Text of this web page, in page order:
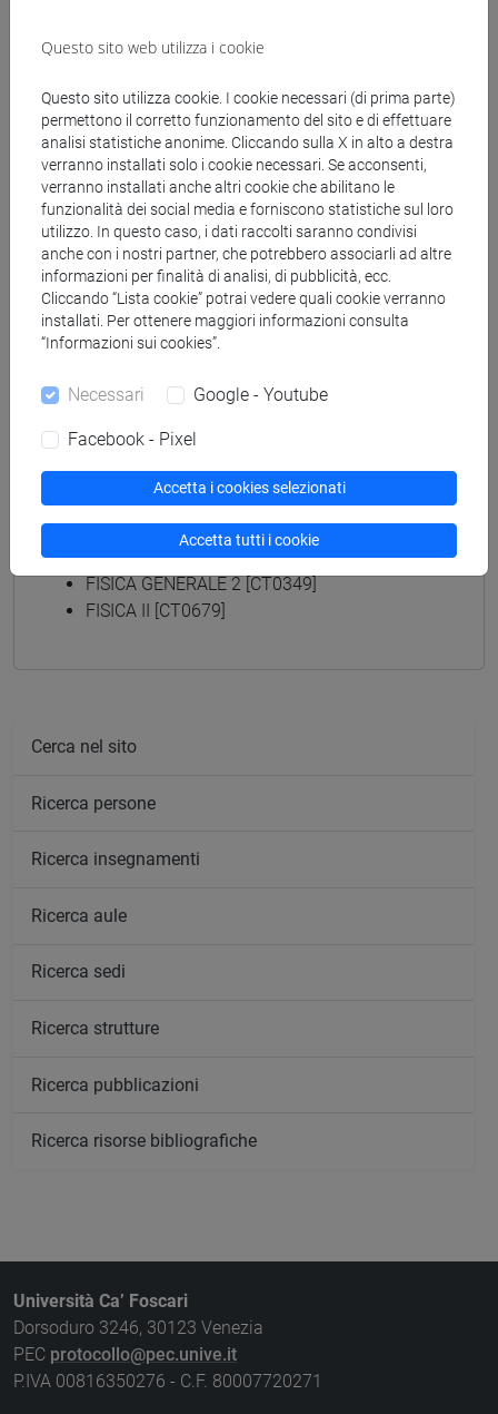
Materiali didattici
Materiali su Moodle
Corsi di studio e percorsi
[CT7] CHIMICA E TECNOLOGIE SOSTENIBILI -
Laurea
percorso comune
Laurea
Insegnamenti mutuati
FISICA GENERALE 2 [CT0349]
FISICA II [CT0679]
Cerca nel sito
Ricerca persone
Ricerca insegnamenti
Ricerca aule
Ricerca sedi
Ricerca strutture
Ricerca pubblicazioni
Ricerca risorse bibliografiche
Università Ca’ Foscari
Dorsoduro 3246, 30123 Venezia
PEC protocollo@pec.unive.it
P.IVA 00816350276 - C.F. 80007720271
Questo sito web utilizza i cookie
Questo sito utilizza cookie. I cookie necessari (di prima parte)
permettono il corretto funzionamento del sito e di effettuare
analisi statistiche anonime. Cliccando sulla X in alto a destra
verranno installati solo i cookie necessari. Se acconsenti,
verranno installati anche altri cookie che abilitano le
funzionalità dei social media e forniscono statistiche sul loro
utilizzo. In questo caso, i dati raccolti saranno condivisi
anche con i nostri partner, che potrebbero associarli ad altre
informazioni per finalità di analisi, di pubblicità, ecc.
Cliccando “Lista cookie” potrai vedere quali cookie verranno
installati. Per ottenere maggiori informazioni consulta
“Informazioni sui cookies”.
Necessari Google - Youtube
Facebook - Pixel
Accetta i cookies selezionati
Accetta tutti i cookie